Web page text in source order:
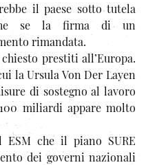
il paese sotto tutela
se la firma di un
rimandata.
prestiti all’Europa.
la Ursula Von Der Layen
di sostegno al lavoro
miliardi appare molto
che il piano SURE
dei governi nazionali